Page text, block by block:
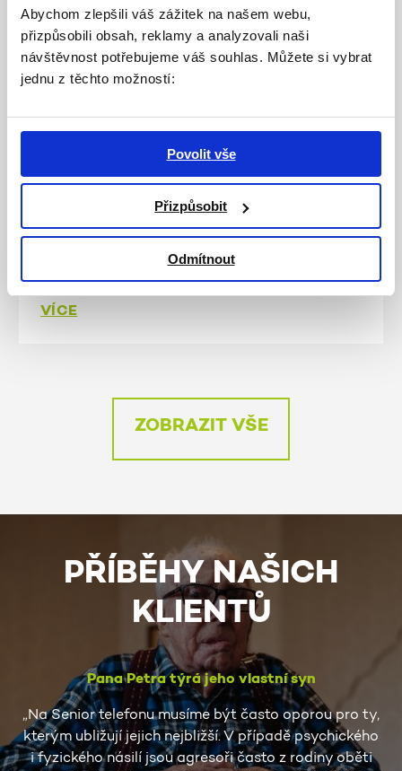
Abychom zlepšili váš zážitek na našem webu,
přizpůsobili obsah, reklamy a analyzovali naši
návštěvnost potřebujeme váš souhlas. Můžete si vybrat
jednu z těchto možností:
Povolit vše
Přizpůsobit
Odmítnout
VÍCE PROSTOR 90 (komunitní centrum)
Prázdninový provoz Poradenského
centra ŽIVOTa 90
letních prázdnin svůj provoz. Poradenská linka
zůstává v běžném režimu, ostatní služby fungují
v omezeném nebo plánovaném režimu, vždy
VÍCE
ZOBRAZIT VŠE
PŘÍBĚHY NAŠICH
KLIENTŮ
Pana Petra týrá jeho vlastní syn
Na Senior telefonu musíme být často oporou pro ty,
kterým ubližují jejich nejbližší. V případě psychického
i fyzického násilí jsou agresoři často z rodiny oběti